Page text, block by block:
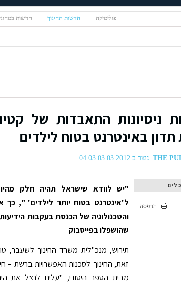
פוליטיקה חדשות החינוך חדשות
ניסיונות התאבדות של
באינטרנט בטוח לילדים
נוצר ב 03.03.2012 04:03
כלים
הדפסה
"יש לוודא שישראל תהיה חלק
ל'אינטרנט בטוח יותר לילדים' ", כך
והטכנולוגיה של הכנסת בעקבות
שהושפלו בפייסבוק
תירוש, מנכ"לית משרד החינוך לשעבר,
זאת, החינוך לסכנות האפשרויות ברשת –
מבית הספר היסודי, "עלינו לנצל את